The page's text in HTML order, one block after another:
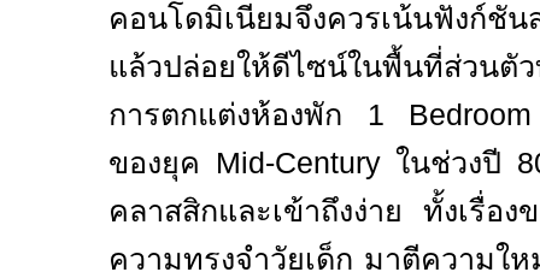
คอนโดมิเนียมจึงควรเน้นฟังก์ชั
แล้วปล่อยให้ดีไซน์ในพื้นที่ส่วนตั
การตกแต่งห้องพัก 1
ของยุค Mid-Centuryในช่วงปี
คลาสสิกและเข้าถึงง่าย ทั้งเรื่อ
ความทรงจำวัยเด็ก มาตีความใ